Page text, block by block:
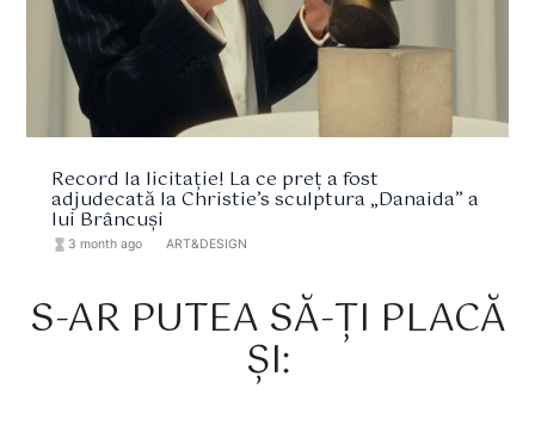
Record la licitație! La ce preț a fost
adjudecată la Christie’s sculptura „Danaida” a
lui Brâncuși
hourglass_full 3 month ago ART&DESIGN
S-AR PUTEA SĂ-ȚI PLACĂ
ȘI: